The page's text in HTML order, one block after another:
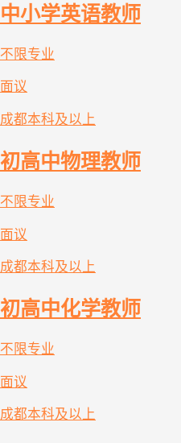
中小学英语教师
不限专业
面议
成都本科及以上
初高中物理教师
不限专业
面议
成都本科及以上
初高中化学教师
不限专业
面议
成都本科及以上